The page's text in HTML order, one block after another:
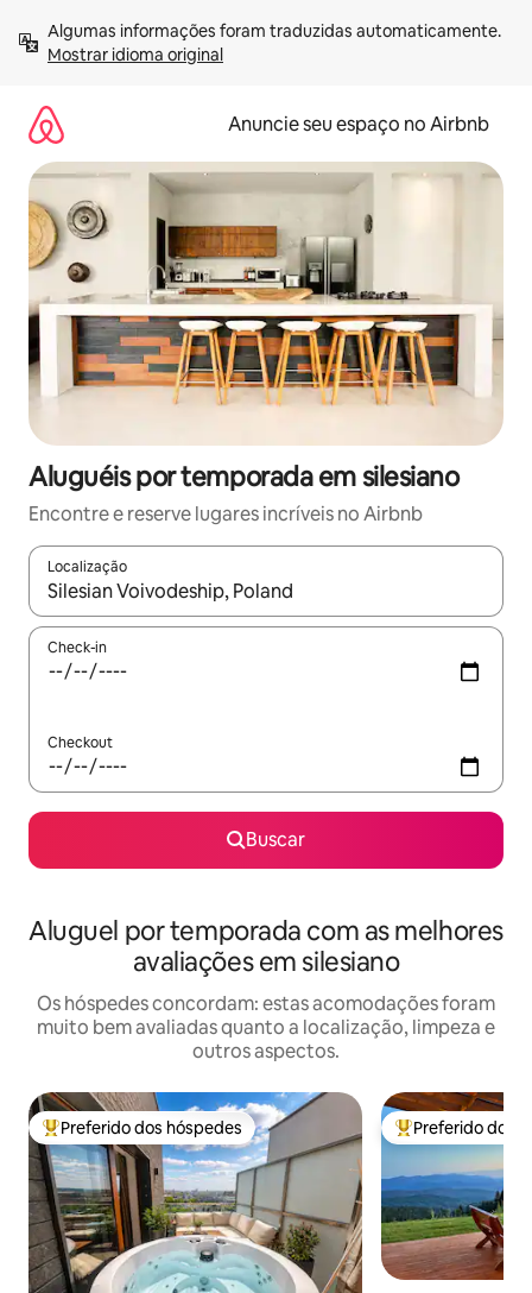
para
Mostrar idioma original
Anuncie seu espaço no Airbnb
Aluguéis por temporada em silesiano
Encontre e reserve lugares incríveis no Airbnb
Localização
Quando os resultados estiverem disponíveis, explore-os
Check-in
Checkout
Buscar
Aluguel por temporada com as melhores
avaliações em silesiano
Os hóspedes concordam: estas acomodações foram
muito bem avaliadas quanto a localização, limpeza e
outros aspectos.
Entre os melhores preferidos dos hóspedes
Preferido dos hóspedes Entre os
Preferido dos